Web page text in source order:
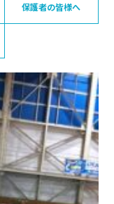
保護者の皆様へ